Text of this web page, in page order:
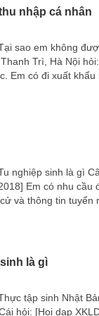
nhập cá nhân
sao em không
Trì, Hà Nội
Em có đi xuất
nghiệp sinh là gì
Em có nhu
và thông tin
là gì
tập sinh Nhật
hỏi: [Hoi dap